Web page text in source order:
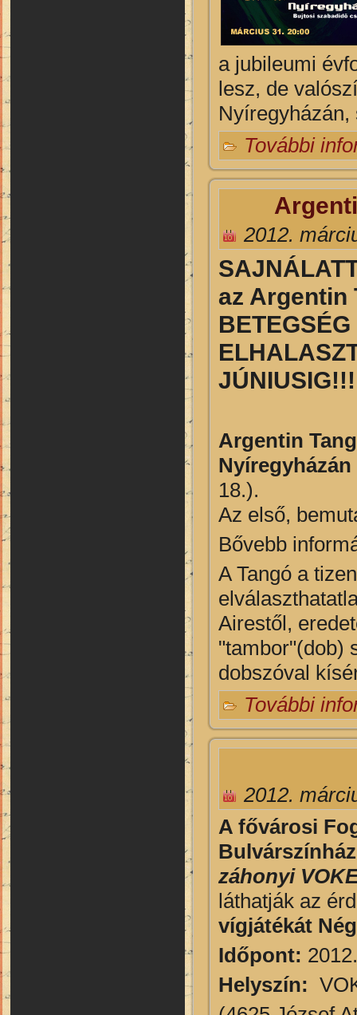
a jubileumi
lesz, de
További
2012.
az Argentin
JÚNIUSIG!!!
Argentin
18.).
Az első,
Bővebb
A Tangó a
Airestől,
"tambor"(dob)
dobszóval
További
2012.
A fővárosi
záhonyi
láthatják az
vígjátékát
Időpont:
Helyszín: